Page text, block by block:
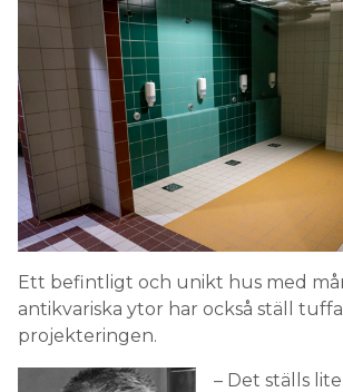
Ett befintligt och unikt hus med
antikvariska ytor har också ställ tuffa
projekteringen.
– Det ställs